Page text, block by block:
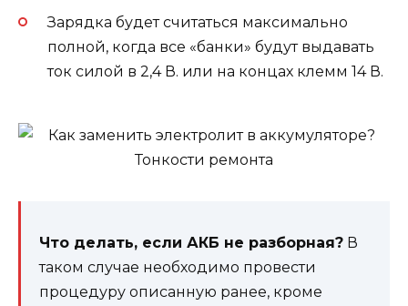
Зарядка будет считаться максимально
полной, когда все «банки» будут выдавать
ток силой в 2,4 В. или на концах клемм 14 В.
Что делать, если АКБ не разборная? В
таком случае необходимо провести
процедуру описанную ранее, кроме